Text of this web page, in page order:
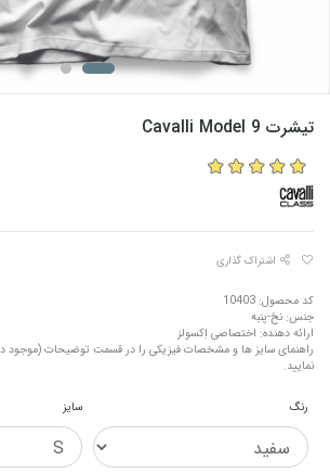
تیشرت Cavalli Model 9
اشتراک گذاری
کد محصول: 10403
جنس: نخ-پنبه
ارائه دهنده: اختصاصی اِکسولز
راهنمای سایز ها و مشخصات فیزیکی را در قسمت توضیحات (موجود
نمایید.
رنگ سایز